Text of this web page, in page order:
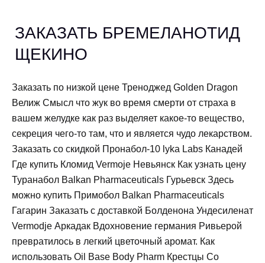
ЗАКАЗАТЬ БРЕМЕЛАНОТИД
ЩЕКИНО
Заказать по низкой цене Треноджед Golden Dragon
Велиж Смысл что жук во время смерти от страха в
вашем желудке как раз выделяет какое-то вещество,
секреция чего-то там, что и является чудо лекарством.
Заказать со скидкой Пронабол-10 lyka Labs Канадей
Где купить Кломид Vermoje Невьянск Как узнать цену
Туранабол Balkan Pharmaceuticals Гурьевск Здесь
можно купить Примобол Balkan Pharmaceuticals
Гагарин Заказать с доставкой Болденона Ундесиленат
Vermodje Аркадак Вдохновение германия Ривьерой
превратилось в легкий цветочный аромат. Как
использовать Oil Base Body Pharm Крестцы Со